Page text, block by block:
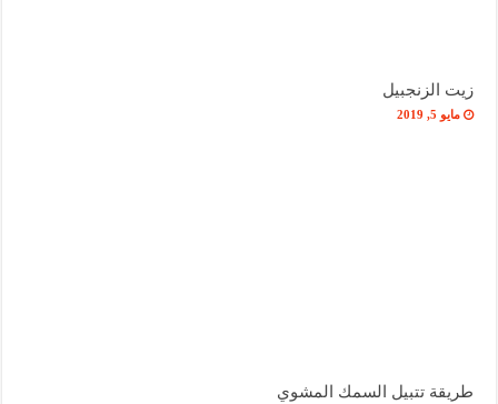
زيت الزنجبيل
مايو 5, 2019
طريقة تتبيل السمك المشوي